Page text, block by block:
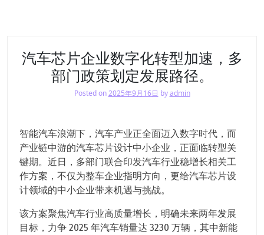
汽车芯片企业数字化转型加速，多
部门政策划定发展路径。
Posted on2025年9月16日 byadmin
智能汽车浪潮下，汽车产业正全面迈入数字时代，而
产业链中游的汽车芯片设计中小企业，正面临转型关
键期。近日，多部门联合印发汽车行业稳增长相关工
作方案，不仅为整车企业指明方向，更给汽车芯片设
计领域的中小企业带来机遇与挑战。
该方案聚焦汽车行业高质量增长，明确未来两年发展
目标，力争 2025 年汽车销量达 3230 万辆，其中新能